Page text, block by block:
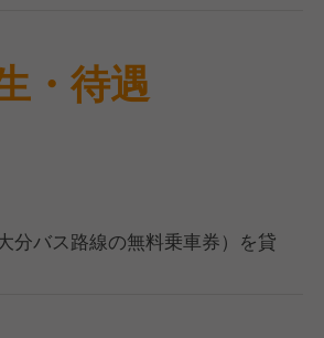
・待遇
分バス路線の無料乗車券）を貸